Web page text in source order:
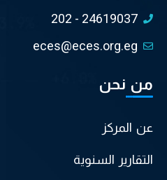
202 - 24619037
eces@eces.org.eg
من نحن
عن المركز
التقارير السنوية